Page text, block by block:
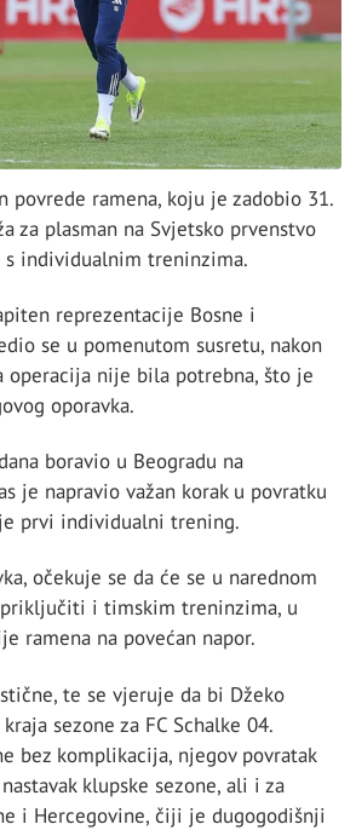
povrede ramena, koju je zadobio 31.
za plasman na Svjetsko prvenstvo
individualnim treninzima.
reprezentacije Bosne i
se u pomenutom susretu, nakon
operacija nije bila potrebna, što je
oporavka.
boravio u Beogradu na
je napravio važan korak u povratku
prvi individualni trening.
očekuje se da će se u narednom
i timskim treninzima, u
ramena na povećan napor.
te se vjeruje da bi Džeko
sezone za FC Schalke 04.
bez komplikacija, njegov povratak
klupske sezone, ali i za
i Hercegovine, čiji je dugogodišnji